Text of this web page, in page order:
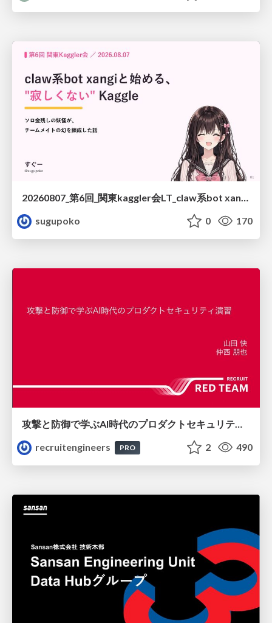
20260807_第6回_関東kaggler会LT_claw系bot xangiと始める、"寂しくない" kaggle
sugupoko
0 170
攻撃と防御で学ぶAI時代のプロダクトセキュリティ演習
recruitengineers
PRO 2 490